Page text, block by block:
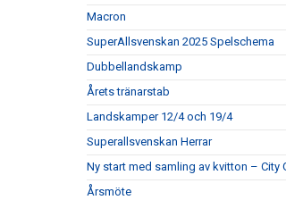
Macron
SuperAllsvenskan 2025 Spelschema
Dubbellandskamp
Årets tränarstab
Landskamper 12/4 och 19/4
Superallsvenskan Herrar
Ny start med samling av kvitton – City
Årsmöte